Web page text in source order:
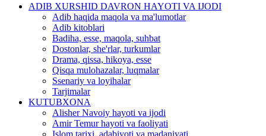
ADIB XURSHID DAVRON HAYOTI VA IJODI
Adib haqida maqola va ma'lumotlar
Adib kitoblari
Badiha, esse, maqola, suhbat
Dostonlar, she'rlar, turkumlar
Drama, qissa, hikoya, esse
Qisqa mulohazalar, luqmalar
Ssenariy va loyihalar
Tarjimalar
KUTUBXONA
Alisher Navoiy hayoti va ijodi
Amir Temur hayoti va faoliyati
Islom tarixi, adabiyoti va madaniyati